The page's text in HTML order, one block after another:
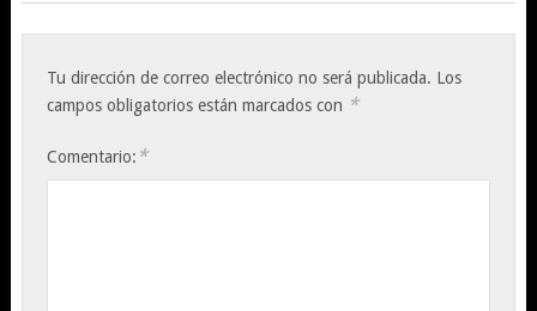
Tu dirección de correo electrónico no será publicada. Los
campos obligatorios están marcados con *
Comentario: *